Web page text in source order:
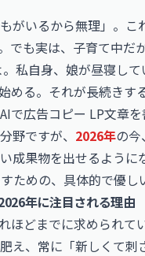
がいるから無理」。
でも実は、子育て中
私自身、娘が昼寝して
める。それが長続きす
で広告コピー LP文章
野ですが、 2026年の
成果物を出せるよう
ための、具体的で優し
年に注目される理由
ほどまでに求められ
え、常に「新しくて